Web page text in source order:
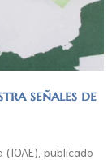
señales de
publicado